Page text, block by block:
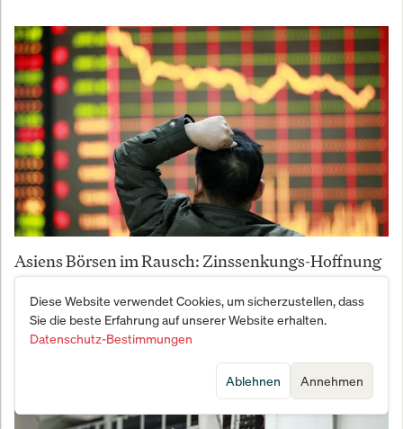
Asiens Börsen im Rausch: Zinssenkungs-Hoffnung
und KI-Hype treiben Indizes nach oben
Diese Website verwendet Cookies, um sicherzustellen, dass
Sie die beste Erfahrung auf unserer Website erhalten.
Datenschutz-Bestimmungen
Annehmen
Ablehnen